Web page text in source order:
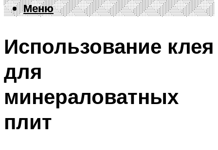
Меню
Меню
Использование клея
для
минераловатных
плит